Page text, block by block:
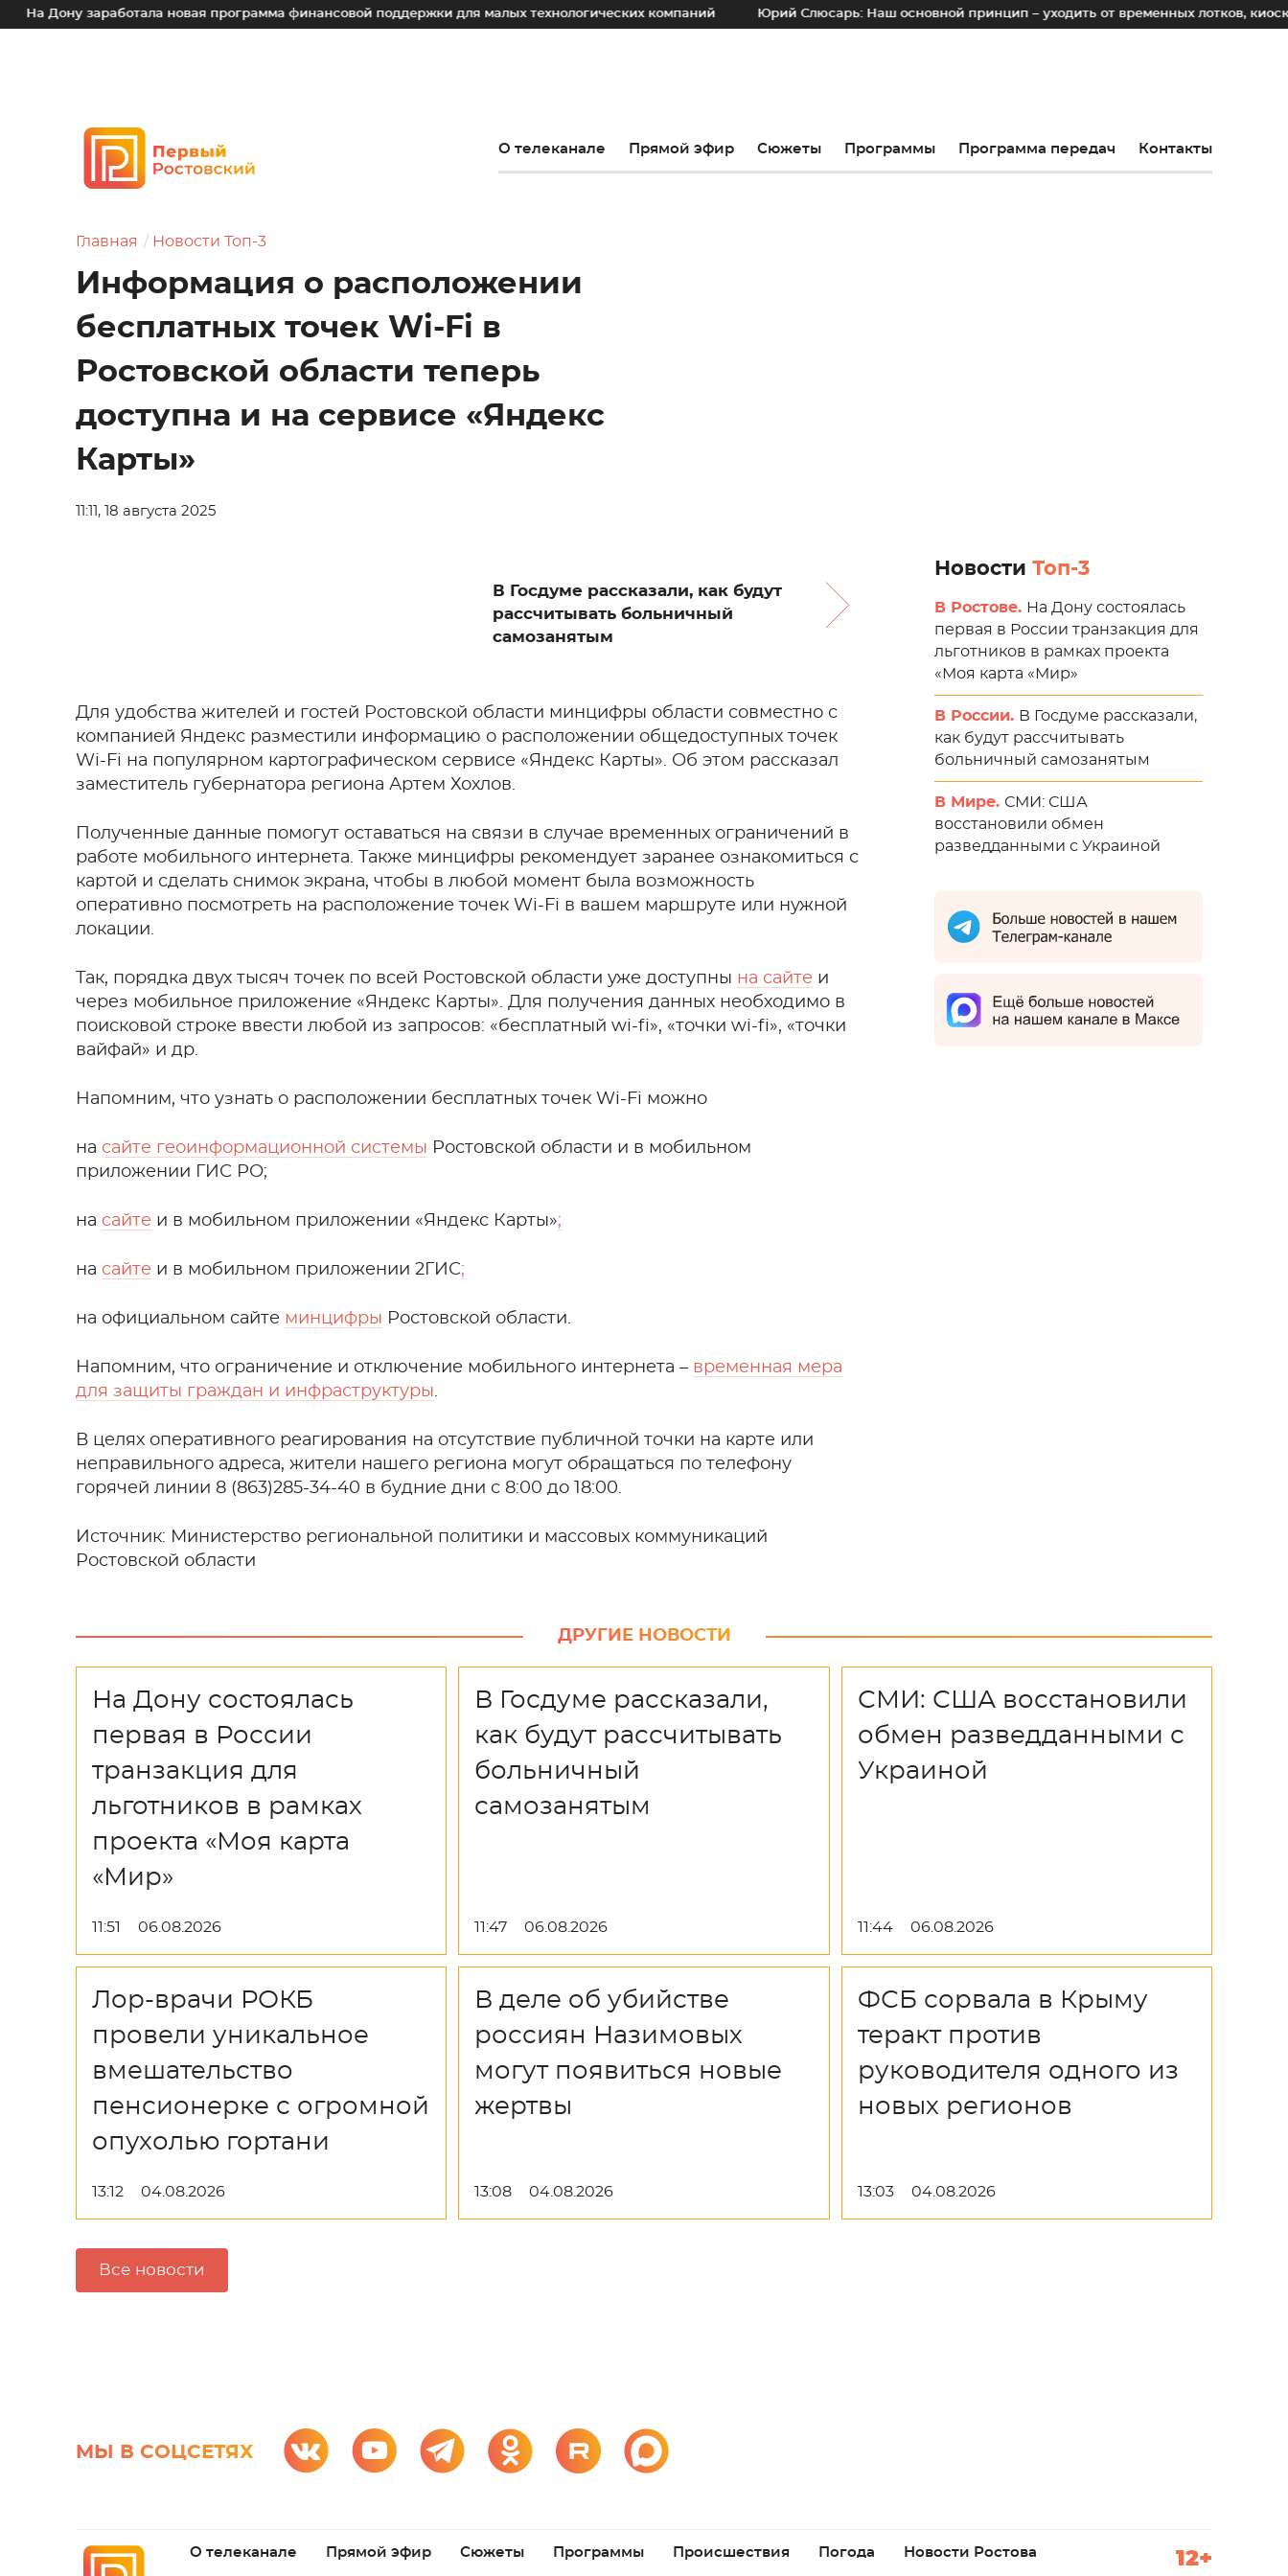
заработала новая программа финансовой поддержки для малых технологических компаний Юрий Слюсарь: Наш основной принцип – уходить от временных лотков, киосков и
О телеканале Прямой эфир Сюжеты Программы Программа передач Контакты
Главная Новости Топ-3
Информация о расположении
бесплатных точек Wi-Fi в
Ростовской области теперь
доступна и на сервисе «Яндекс
Карты»
11:11, 18 августа 2025
В Госдуме рассказали, как будут
рассчитывать больничный
самозанятым
Для удобства жителей и гостей Ростовской области минцифры области совместно с
компанией Яндекс разместили информацию о расположении общедоступных точек
Wi-Fi на популярном картографическом сервисе «Яндекс Карты». Об этом рассказал
заместитель губернатора региона Артем Хохлов.
Полученные данные помогут оставаться на связи в случае временных ограничений в
работе мобильного интернета. Также минцифры рекомендует заранее ознакомиться с
картой и сделать снимок экрана, чтобы в любой момент была возможность
оперативно посмотреть на расположение точек Wi-Fi в вашем маршруте или нужной
локации.
Так, порядка двух тысяч точек по всей Ростовской области уже доступны на сайте и
через мобильное приложение «Яндекс Карты». Для получения данных необходимо в
поисковой строке ввести любой из запросов: «бесплатный wi-fi», «точки wi-fi», «точки
вайфай» и др.
Напомним, что узнать о расположении бесплатных точек Wi-Fi можно
на сайте геоинформационной системы Ростовской области и в мобильном
приложении ГИС РО;
на сайте и в мобильном приложении «Яндекс Карты»;
на сайте и в мобильном приложении 2ГИС;
на официальном сайте минцифры Ростовской области.
Напомним, что ограничение и отключение мобильного интернета – временная мера
для защиты граждан и инфраструктуры.
В целях оперативного реагирования на отсутствие публичной точки на карте или
неправильного адреса, жители нашего региона могут обращаться по телефону
горячей линии 8 (863)285-34-40 в будние дни с 8:00 до 18:00.
Источник: Министерство региональной политики и массовых коммуникаций
Ростовской области
Новости Топ-3
В Ростове. На Дону состоялась
первая в России транзакция для
льготников в рамках проекта
«Моя карта «Мир»
В России. В Госдуме рассказали,
как будут рассчитывать
больничный самозанятым
В Мире. СМИ: США
восстановили обмен
разведданными с Украиной
ДРУГИЕ НОВОСТИ
На Дону состоялась
первая в России
транзакция для
льготников в рамках
проекта «Моя карта
«Мир»
11:51 06.08.2026
В Госдуме рассказали,
как будут рассчитывать
больничный
самозанятым
11:47 06.08.2026
СМИ: США восстановили
обмен разведданными с
Украиной
11:44 06.08.2026
Лор-врачи РОКБ
провели уникальное
вмешательство
пенсионерке с огромной
опухолью гортани
13:12 04.08.2026
В деле об убийстве
россиян Назимовых
могут появиться новые
жертвы
13:08 04.08.2026
ФСБ сорвала в Крыму
теракт против
руководителя одного из
новых регионов
13:03 04.08.2026
Все новости
МЫ В СОЦСЕТЯХ
О телеканале Прямой эфир Сюжеты Программы Происшествия Погода Новости Ростова 12+